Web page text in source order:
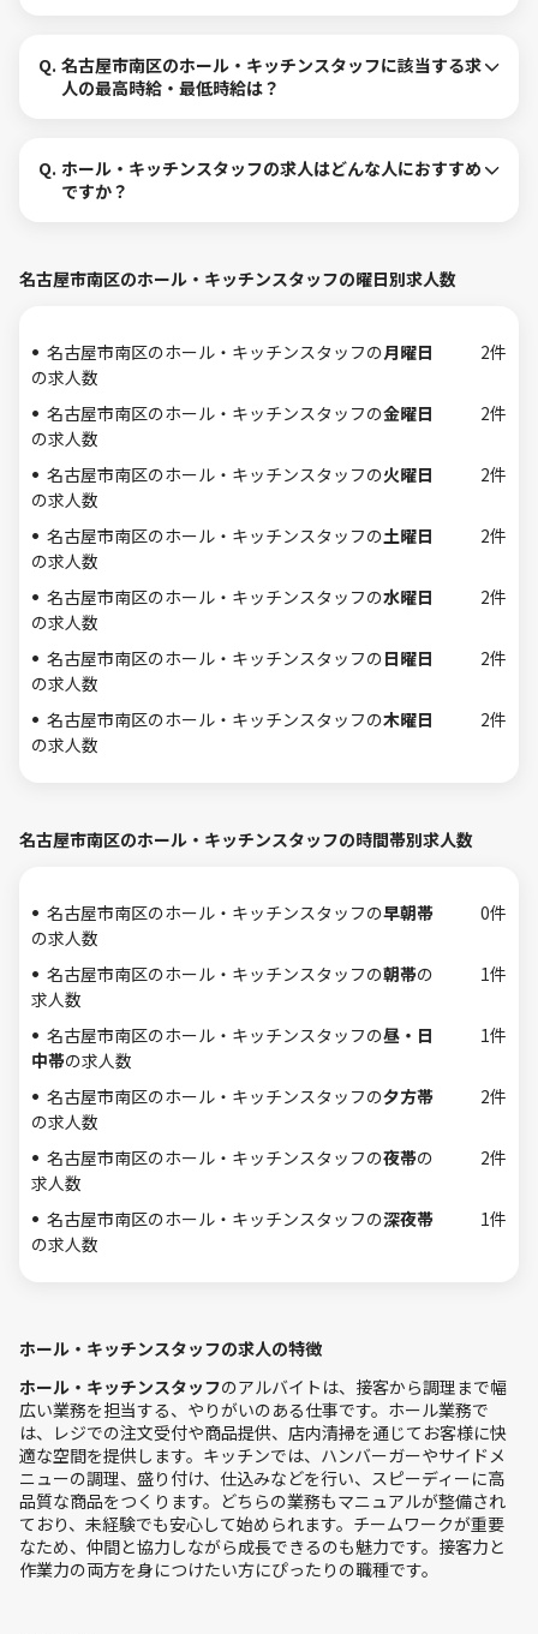
Q. 名古屋市南区のホール・キッチンスタッフに該当する求
人の最高時給・最低時給は？
Q. ホール・キッチンスタッフの求人はどんな人におすすめ
ですか？
名古屋市南区のホール・キッチンスタッフの曜日別求人数
名古屋市南区のホール・キッチンスタッフの月曜日
の求人数
2件
名古屋市南区のホール・キッチンスタッフの金曜日
の求人数
2件
名古屋市南区のホール・キッチンスタッフの火曜日
の求人数
2件
名古屋市南区のホール・キッチンスタッフの土曜日
の求人数
2件
名古屋市南区のホール・キッチンスタッフの水曜日
の求人数
2件
名古屋市南区のホール・キッチンスタッフの日曜日
の求人数
2件
名古屋市南区のホール・キッチンスタッフの木曜日
の求人数
2件
名古屋市南区のホール・キッチンスタッフの時間帯別求人数
名古屋市南区のホール・キッチンスタッフの早朝帯
の求人数
0件
名古屋市南区のホール・キッチンスタッフの朝帯の
求人数
1件
名古屋市南区のホール・キッチンスタッフの昼・日
中帯の求人数
1件
名古屋市南区のホール・キッチンスタッフの夕方帯
の求人数
2件
名古屋市南区のホール・キッチンスタッフの夜帯の
求人数
2件
名古屋市南区のホール・キッチンスタッフの深夜帯
の求人数
1件
ホール・キッチンスタッフの求人の特徴
ホール・キッチンスタッフのアルバイトは、接客から調理まで幅
広い業務を担当する、やりがいのある仕事です。ホール業務で
は、レジでの注文受付や商品提供、店内清掃を通じてお客様に快
適な空間を提供します。キッチンでは、ハンバーガーやサイドメ
ニューの調理、盛り付け、仕込みなどを行い、スピーディーに高
品質な商品をつくります。どちらの業務もマニュアルが整備され
ており、未経験でも安心して始められます。チームワークが重要
なため、仲間と協力しながら成長できるのも魅力です。接客力と
作業力の両方を身につけたい方にぴったりの職種です。